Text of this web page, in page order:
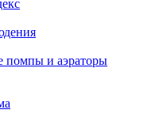
помпы и аэраторы